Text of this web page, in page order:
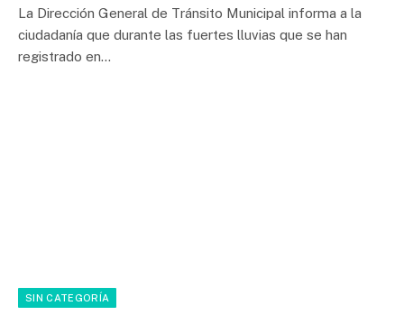
La Dirección General de Tránsito Municipal informa a la
ciudadanía que durante las fuertes lluvias que se han
registrado en…
SIN CATEGORÍA